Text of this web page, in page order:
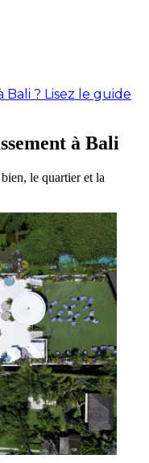
? Lisez le guide
à Bali
le quartier et la